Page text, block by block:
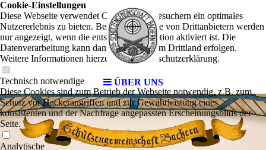
ÜBER UNS
Cookie-Einstellungen
Diese Webseite verwendet Cookies, um Besuchern ein optimales
Nutzererlebnis zu bieten. Bestimmte Inhalte von Drittanbietern werden
nur angezeigt, wenn die entsprechende Option aktiviert ist. Die
Datenverarbeitung kann dann auch in einem Drittland erfolgen.
Weitere Informationen hierzu in der Datenschutzerklärung.
Technisch notwendige
Diese Cookies sind zum Betrieb der Webseite notwendig, z.B. zum
Schutz vor Hackerangriffen und zur Gewährleistung eines
konsistenten und der Nachfrage angepassten Erscheinungsbilds der
Seite.
Analytische